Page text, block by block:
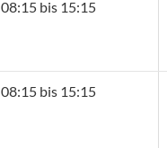
08:15 bis 15:15
08:15 bis 15:15